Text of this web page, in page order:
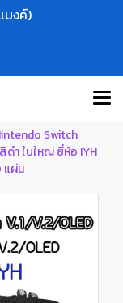
บงค์)
Switch
ดำ ใบใหญ่ ยี่ห้อ IYH
แผ่น